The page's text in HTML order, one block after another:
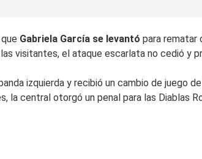
Gabriela García se levantó para rematar
visitantes, el ataque escarlata no cedió y
izquierda y recibió un cambio de juego
central otorgó un penal para las Diablas